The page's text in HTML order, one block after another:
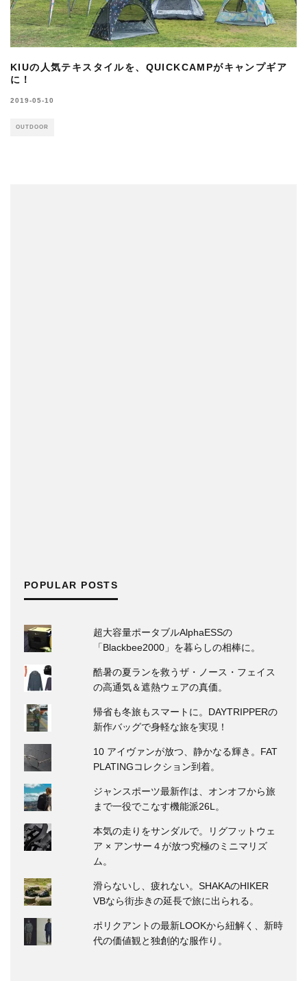
KIUの人気テキスタイルを、QUICKCAMPがキャンプギア
に！
2019-05-10
OUTDOOR
POPULAR POSTS
超大容量ポータブルAlphaESSの
「Blackbee2000」を暮らしの相棒に。
酷暑の夏ランを救うザ・ノース・フェイス
の高通気＆遮熱ウェアの真価。
帰省も冬旅もスマートに。DAYTRIPPERの
新作バッグで身軽な旅を実現！
10 アイヴァンが放つ、静かなる輝き。FAT
PLATINGコレクション到着。
ジャンスポーツ最新作は、オンオフから旅
まで一役でこなす機能派26L。
本気の走りをサンダルで。リグフットウェ
ア × アンサー４が放つ究極のミニマリズ
ム。
滑らないし、疲れない。SHAKAのHIKER
VBなら街歩きの延長で旅に出られる。
ポリクアントの最新LOOKから紐解く、新時
代の価値観と独創的な服作り。